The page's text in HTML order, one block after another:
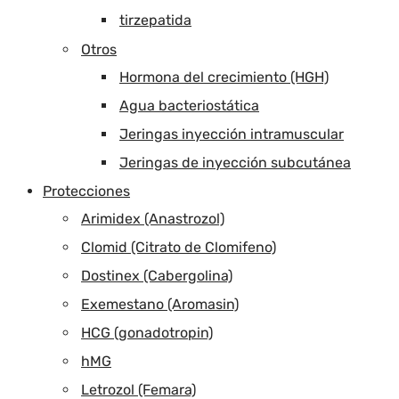
tirzepatida
Otros
Hormona del crecimiento (HGH)
Agua bacteriostática
Jeringas inyección intramuscular
Jeringas de inyección subcutánea
Protecciones
Arimidex (Anastrozol)
Clomid (Citrato de Clomifeno)
Dostinex (Cabergolina)
Exemestano (Aromasin)
HCG (gonadotropin)
hMG
Letrozol (Femara)